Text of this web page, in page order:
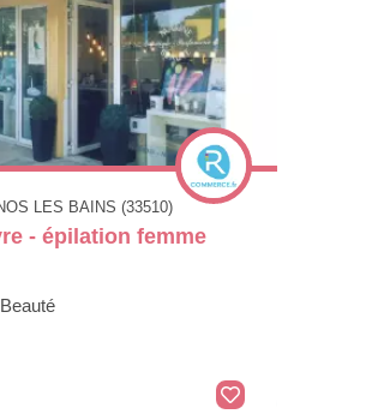
LES BAINS (33510)
- épilation femme